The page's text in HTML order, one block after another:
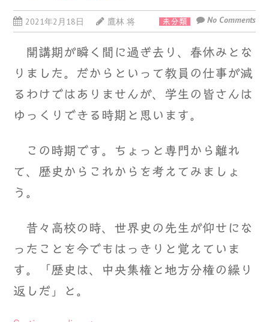
2021年2月18日 鷹林 将 未分類 No Comments
開講期が瞬く間に過ぎ去り、春休みとな
りました。だからといって教員の仕事が減
るわけではありませんが、学生の皆さんは
ゆっくりできる時期と思います。
この時期です。ちょっと専門から離れ
て、歴史からこれからを考えてみましょ
う。
昔々高校の時、世界史の先生が仰せにな
ったことを今でもはっきりと覚えていま
す。「歴史は、中央集権と地方分権の繰り
返しだ」と。